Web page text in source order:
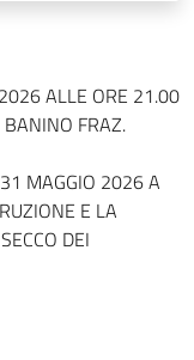
ALLE ORE 21.00
FRAZ.
MAGGIO 2026 A
E LA
DEI